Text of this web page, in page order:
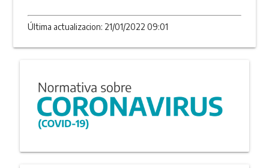
Última actualizacion: 21/01/2022 09:01